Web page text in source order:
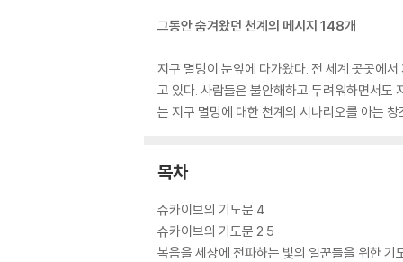
그동안 숨겨왔던 천계의 메시지 148개
지구 멸망이 눈앞에 다가왔다. 전 세계 곳곳에
고 있다. 사람들은 불안해하고 두려워하면서도
는 지구 멸망에 대한 천계의 시나리오를 아는
목차
슈카이브의 기도문 4
슈카이브의 기도문 2 5
복음을 세상에 전파하는 빛의 일꾼들을 위한 기